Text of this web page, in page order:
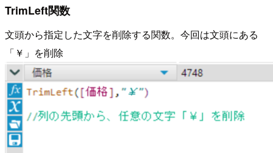
TrimLeft関数
文頭から指定した文字を削除する関数。今回は文頭にある
「￥」を削除